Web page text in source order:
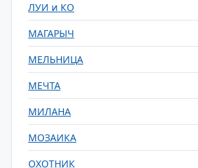
ЛУИ и КО
МАГАРЫЧ
МЕЛЬНИЦА
МЕЧТА
МИЛАНА
МОЗАИКА
ОХОТНИК